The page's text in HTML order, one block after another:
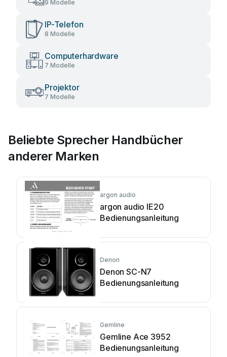
9 Modelle
IP-Telefon
8 Modelle
Computerhardware
7 Modelle
Projektor
7 Modelle
Beliebte Sprecher Handbücher
anderer Marken
argon audio
argon audio IE20
Bedienungsanleitung
Denon
Denon SC-N7
Bedienungsanleitung
Gemline
Gemline Ace 3952
Bedienungsanleitung